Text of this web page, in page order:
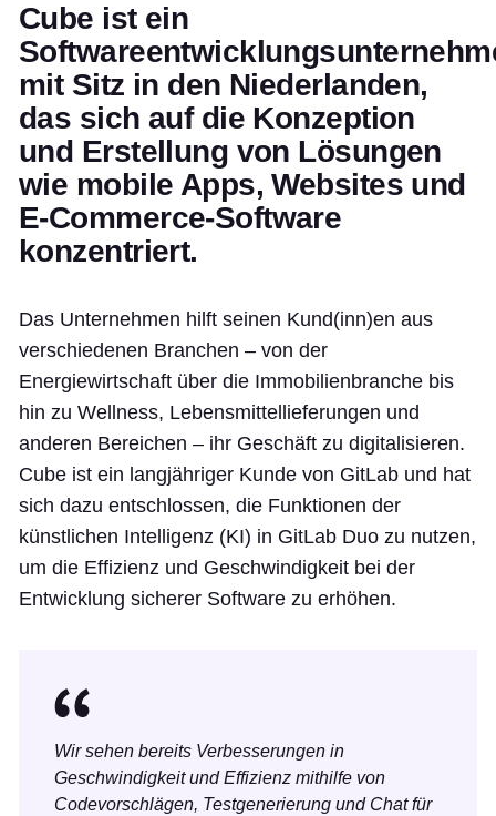
Cube ist ein
mit Sitz in den Niederlanden,
das sich auf die Konzeption
und Erstellung von Lösungen
wie mobile Apps, Websites und
E-Commerce-Software
konzentriert.
Das Unternehmen hilft seinen Kund(inn)en aus
verschiedenen Branchen – von der
Energiewirtschaft über die Immobilienbranche bis
hin zu Wellness, Lebensmittellieferungen und
anderen Bereichen – ihr Geschäft zu digitalisieren.
Cube ist ein langjähriger Kunde von GitLab und hat
sich dazu entschlossen, die Funktionen der
künstlichen Intelligenz (KI) in GitLab Duo zu nutzen,
um die Effizienz und Geschwindigkeit bei der
Entwicklung sicherer Software zu erhöhen.
Wir sehen bereits Verbesserungen in
Geschwindigkeit und Effizienz mithilfe von
Codevorschlägen, Testgenerierung und Chat für